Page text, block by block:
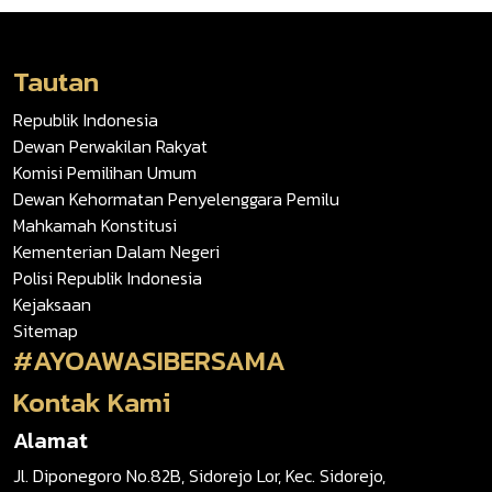
Tautan
Republik Indonesia
Dewan Perwakilan Rakyat
Komisi Pemilihan Umum
Dewan Kehormatan Penyelenggara Pemilu
Mahkamah Konstitusi
Kementerian Dalam Negeri
Polisi Republik Indonesia
Kejaksaan
Sitemap
#AYOAWASIBERSAMA
Kontak Kami
Alamat
Jl. Diponegoro No.82B, Sidorejo Lor, Kec. Sidorejo,